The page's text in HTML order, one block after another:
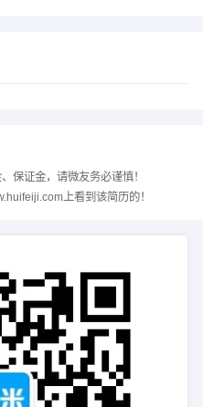
保证金，请微友务必谨慎！
上看到该简历的！